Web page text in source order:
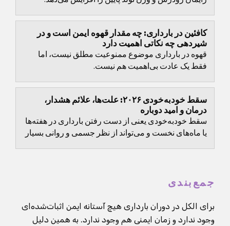
کافئین در بارداری: چه مقدار قهوه ایمن است و در
شیردهی چه نکاتی اهمیت دارد
قهوه در بارداری موضوع ممنوعیت مطلق نیست، اما
فقط یک عادت بی‌اهمیت هم نیست.
سقط خودبه‌خودی ۲۰۲۶: علت‌ها، علائم هشدار،
درمان و امید دوباره
سقط خودبه‌خودی یعنی از دست رفتن بارداری در هفته‌ها
یا ماه‌های نخست و می‌تواند از نظر جسمی و روانی بسیار
جمع‌بندی
برای الکل در دوران بارداری هیچ آستانه ایمن اثبات‌شده‌ای
وجود ندارد و زمان ایمنی هم وجود ندارد. به همین دلیل